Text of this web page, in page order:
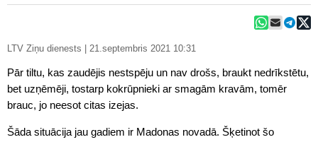
LTV Ziņu dienests | 21.septembris 2021 10:31
Pār tiltu, kas zaudējis nestspēju un nav drošs, braukt nedrīkstētu,
bet uzņēmēji, tostarp kokrūpnieki ar smagām kravām, tomēr
brauc, jo neesot citas izejas.
Šāda situācija jau gadiem ir Madonas novadā. Šķetinot šo